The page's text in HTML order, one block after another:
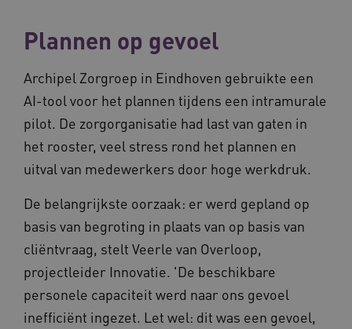
Plannen op gevoel
Archipel Zorgroep in Eindhoven gebruikte een
AI-tool voor het plannen tijdens een intramurale
pilot. De zorgorganisatie had last van gaten in
het rooster, veel stress rond het plannen en
uitval van medewerkers door hoge werkdruk.
De belangrijkste oorzaak: er werd gepland op
basis van begroting in plaats van op basis van
cliëntvraag, stelt Veerle van Overloop,
projectleider Innovatie. 'De beschikbare
personele capaciteit werd naar ons gevoel
inefficiënt ingezet. Let wel: dit was een gevoel,